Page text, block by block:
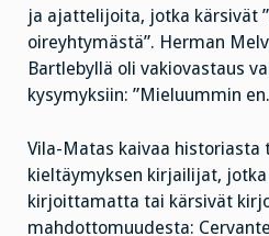
ja ajattelijoita, jotka kärsivät
oireyhtymästä”. Herman
Bartlebyllä oli vakiovastaus
kysymyksiin: ”Mieluummin
Vila-Matas kaivaa
kieltäymyksen kirjailijat,
kirjoittamatta tai kärsivät
mahdottomuudesta: